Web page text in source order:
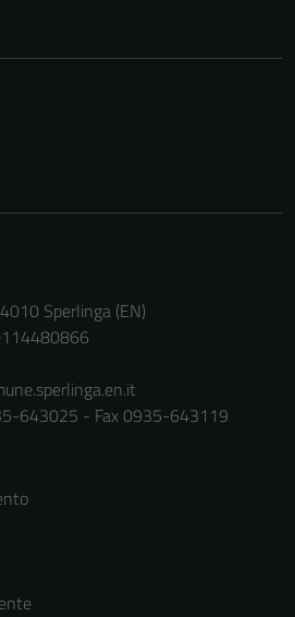
Sperlinga (EN)
643025 - Fax 0935-643119